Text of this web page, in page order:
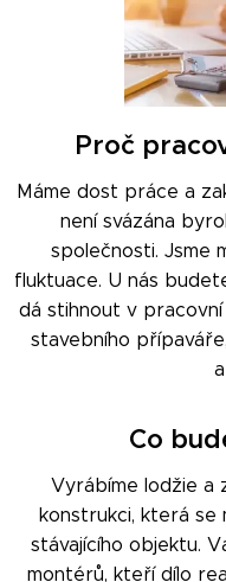
Proč
Máme dost práce a
není svázána
společnosti. Jsme
fluktuace. U nás
dá stihnout v pracovní
stavebního
Co
Vyrábíme lodžie a
konstrukci, která se
stávajícího objektu.
montérů, kteří dílo